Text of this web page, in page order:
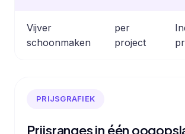
Vijver
schoonmaken
per
project
PRIJSGRAFIEK
Prijsranges in één